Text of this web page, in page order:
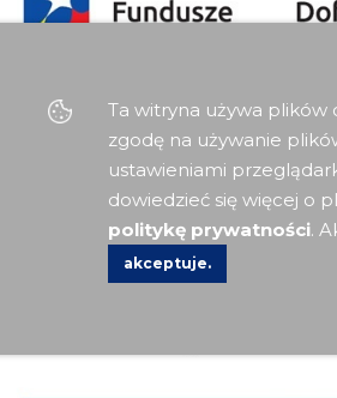
Ta witryna używa plików
zgodę na używanie
ustawieniami
dowiedzieć się więcej o
politykę prywatności.
akceptuje.